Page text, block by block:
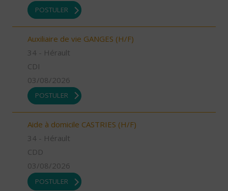
POSTULER
Auxiliaire de vie GANGES (H/F)
34 - Hérault
CDI
03/08/2026
POSTULER
Aide à domicile CASTRIES (H/F)
34 - Hérault
CDD
03/08/2026
POSTULER